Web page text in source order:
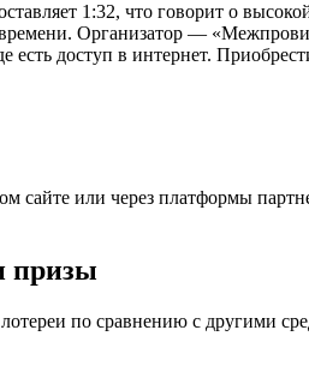
1:32, что говорит о
Организатор —
доступ в интернет.
или через платформы
призы
лотереи по сравнению с другими